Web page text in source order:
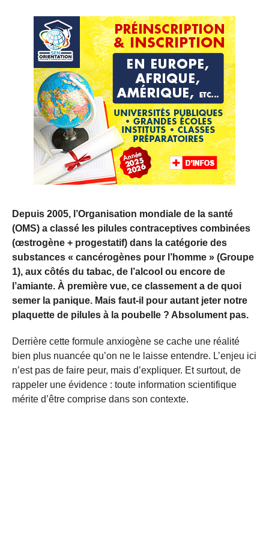
Depuis 2005, l’Organisation mondiale de la santé
(OMS) a classé les pilules contraceptives combinées
(œstrogène + progestatif) dans la catégorie des
substances « cancérogènes pour l’homme » (Groupe
1), aux côtés du tabac, de l’alcool ou encore de
l’amiante. À première vue, ce classement a de quoi
semer la panique. Mais faut-il pour autant jeter notre
plaquette de pilules à la poubelle ? Absolument pas.
Derrière cette formule anxiogène se cache une réalité
bien plus nuancée qu’on ne le laisse entendre. L’enjeu ici
n’est pas de faire peur, mais d’expliquer. Et surtout, de
rappeler une évidence : toute information scientifique
mérite d’être comprise dans son contexte.